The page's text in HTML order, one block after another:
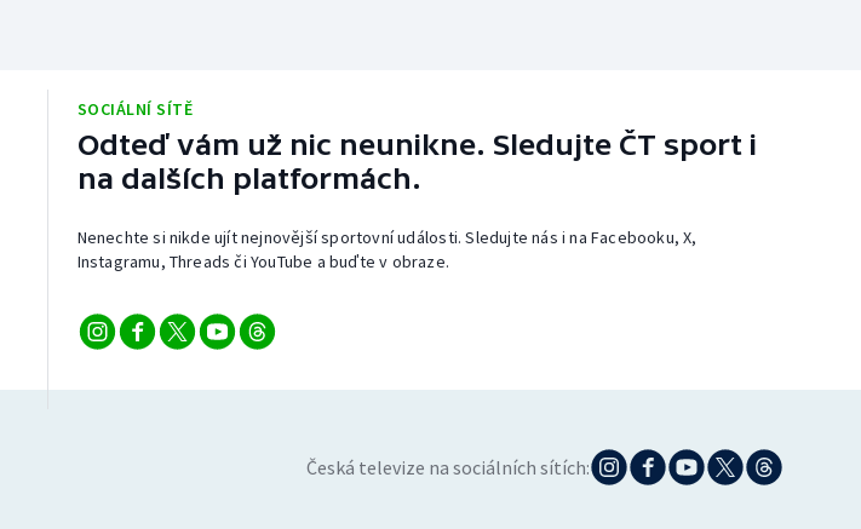
SOCIÁLNÍ SÍTĚ
Odteď vám už nic neunikne. Sledujte ČT sport i
na dalších platformách.
Nenechte si nikde ujít nejnovější sportovní události. Sledujte nás i na Facebooku, X,
Instagramu, Threads či YouTube a buďte v obraze.
Česká televize na sociálních sítích: